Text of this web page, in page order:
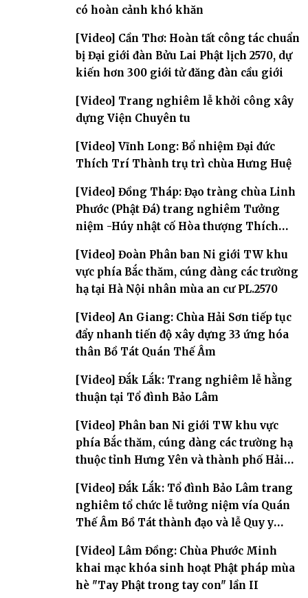
có hoàn cảnh khó khăn
[Video] Cần Thơ: Hoàn tất công tác chuẩn
bị Đại giới đàn Bửu Lai Phật lịch 2570, dự
kiến hơn 300 giới tử đăng đàn cầu giới
[Video] Trang nghiêm lễ khởi công xây
dựng Viện Chuyên tu
[Video] Vĩnh Long: Bổ nhiệm Đại đức
Thích Trí Thành trụ trì chùa Hưng Huệ
[Video] Đồng Tháp: Đạo tràng chùa Linh
Phước (Phật Đá) trang nghiêm Tưởng
niệm -Húy nhật cố Hòa thượng Thích
[Video] Đoàn Phân ban Ni giới TW khu
vực phía Bắc thăm, cúng dàng các trường
hạ tại Hà Nội nhân mùa an cư PL.2570
[Video] An Giang: Chùa Hải Sơn tiếp tục
đẩy nhanh tiến độ xây dựng 33 ứng hóa
thân Bồ Tát Quán Thế Âm
[Video] Đắk Lắk: Trang nghiêm lễ hằng
thuận tại Tổ đình Bảo Lâm
[Video] Phân ban Ni giới TW khu vực
phía Bắc thăm, cúng dàng các trường hạ
thuộc tỉnh Hưng Yên và thành phố Hải
[Video] Đắk Lắk: Tổ đình Bảo Lâm trang
nghiêm tổ chức lễ tưởng niệm vía Quán
Thế Âm Bồ Tát thành đạo và lễ Quy y
[Video] Lâm Đồng: Chùa Phước Minh
khai mạc khóa sinh hoạt Phật pháp mùa
hè "Tay Phật trong tay con" lần II